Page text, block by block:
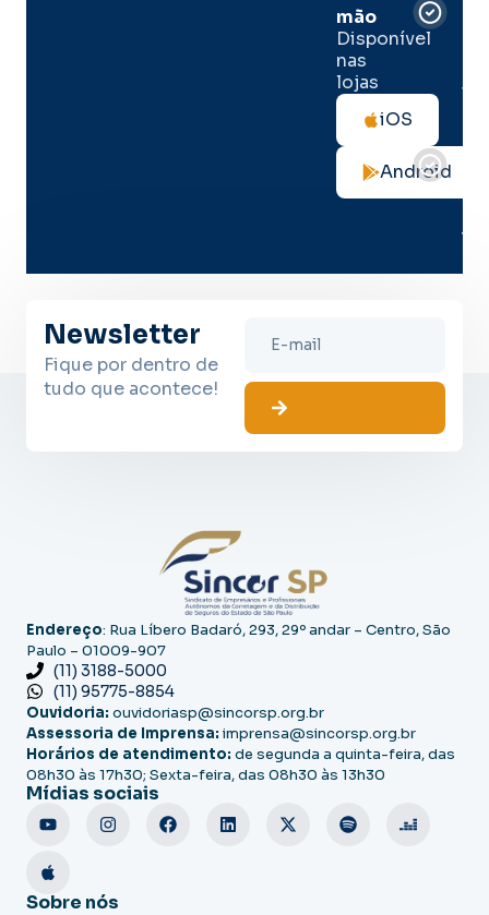
mão
Disponível
nas
lojas
iOS
Android
no
Newsletter
Fique por dentro de
tudo que acontece!
Endereço: Rua Líbero Badaró, 293, 29º andar – Centro, São
Paulo – 01009-907
(11) 3188-5000
(11) 95775-8854
Ouvidoria: ouvidoriasp@sincorsp.org.br
Assessoria de Imprensa: imprensa@sincorsp.org.br
Horários de atendimento: de segunda a quinta-feira, das
08h30 às 17h30; Sexta-feira, das 08h30 às 13h30
Mídias sociais
Sobre nós